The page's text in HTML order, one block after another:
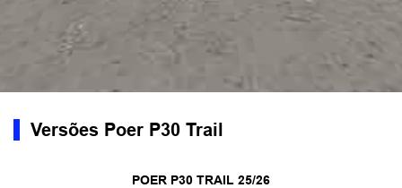
Versões Poer P30 Trail
POER P30 TRAIL 25/26